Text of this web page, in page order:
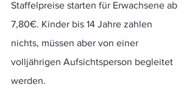
Staffelpreise starten für Erwachsene ab
7,80€. Kinder bis 14 Jahre zahlen
nichts, müssen aber von einer
volljährigen Aufsichtsperson begleitet
werden.